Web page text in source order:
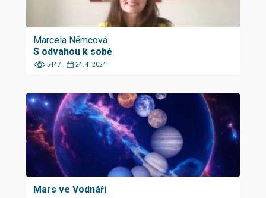
Marcela Němcová
S odvahou k sobě
5447 24. 4. 2024
Mars ve Vodnáři